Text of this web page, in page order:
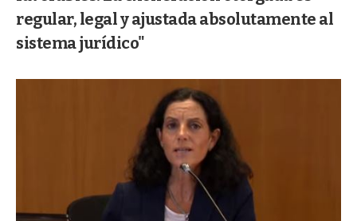
regular, legal y ajustada absolutamente al
sistema jurídico"